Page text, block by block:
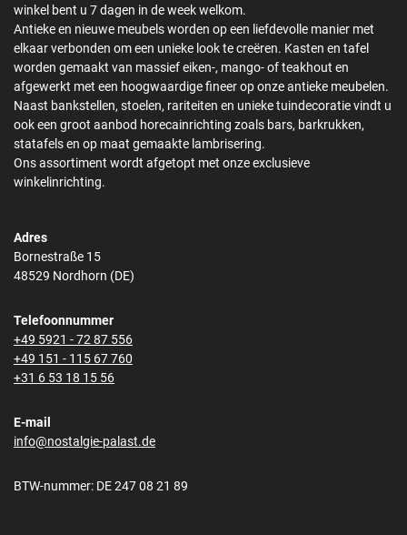
winkel bent u 7 dagen in de week welkom.
Antieke en nieuwe meubels worden op een liefdevolle manier met
elkaar verbonden om een unieke look te creëren. Kasten en tafel
worden gemaakt van massief eiken-, mango- of teakhout en
afgewerkt met een hoogwaardige fineer op onze antieke meubelen.
Naast bankstellen, stoelen, rariteiten en unieke tuindecoratie vindt u
ook een groot aanbod horecainrichting zoals bars, barkrukken,
statafels en op maat gemaakte lambrisering.
Ons assortiment wordt afgetopt met onze exclusieve
winkelinrichting.
Adres
Bornestraße 15
48529 Nordhorn (DE)
Telefoonnummer
+49 5921 - 72 87 556
+49 151 - 115 67 760
+31 6 53 18 15 56
E-mail
info@nostalgie-palast.de
BTW-nummer: DE 247 08 21 89